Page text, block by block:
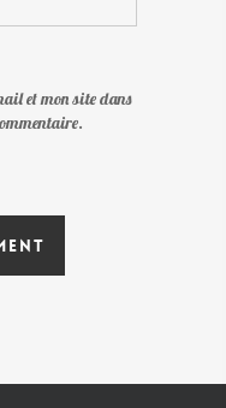
et mon site dans